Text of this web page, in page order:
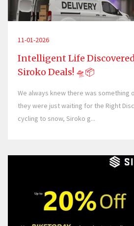
11-01-2026
Intelligent Life
Siroko Deals! 🛸📦
We always knew there was something
they were just waiting for the Right
cycling to snow, Siroko g...